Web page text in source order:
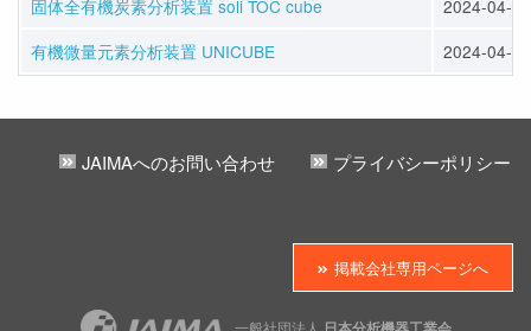
固体全有機炭素分析装置 soli TOC cube
2024-04-12
有機微量元素分析装置 UNICUBE
2024-04-12
JAIMAへのお問い合わせ プライバシーポリシー
掲載会社専用ページへ
一般社団法人